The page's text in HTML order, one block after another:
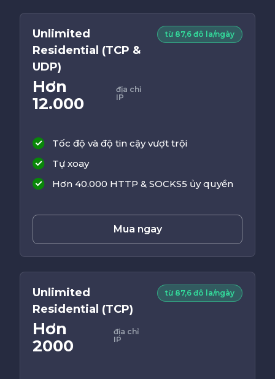
Unlimited
Residential (TCP &
UDP)
Hơn
12.000
địa chỉ
IP
từ 87,6 đô la/ngày
Tốc độ và độ tin cậy vượt trội
Tự xoay
Hơn 40.000 HTTP & SOCKS5 ủy quyền
Mua ngay
Unlimited
Residential (TCP)
Hơn
2000
địa chỉ
IP
từ 87,6 đô la/ngày